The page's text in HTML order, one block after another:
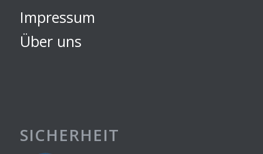
Impressum
Über uns
SICHERHEIT